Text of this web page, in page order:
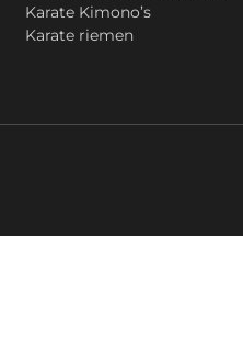
Karate Kimono’s
Karate riemen